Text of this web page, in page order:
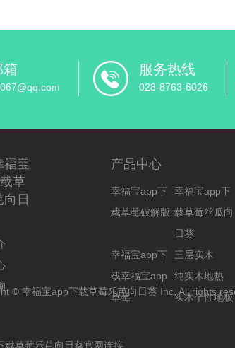
箱 服务热线
028-8763-6026
福宝
草
日
产品中心
幸福宝app下
载草莓破解版
幸福宝app下
载草莓丝瓜向
日葵
幸福宝app下
载幸福宝app
草莓
三层实木
纯实木地热
实木个性地板
© 幸福宝app下载草莓乐芭向日葵 Inc. All rights
载草莓乐芭向日葵官网连接